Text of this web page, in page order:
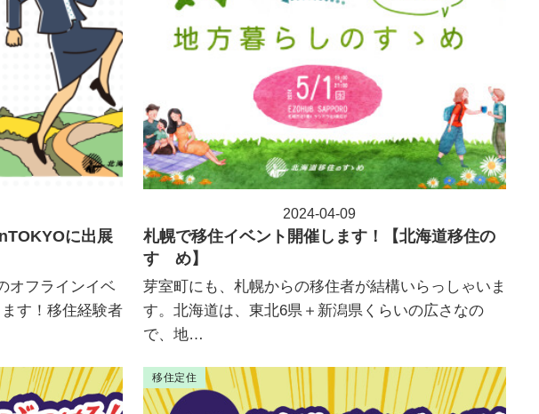
に出展
オフラインイベ
す！移住経験者
札幌で移住イベント開催します！【北海道移住の
すゝめ】
芽室町にも、札幌からの移住者が結構いらっしゃいま
す。北海道は、東北6県＋新潟県くらいの広さなの
で、地…
投稿日
2024-04-09
移住定住